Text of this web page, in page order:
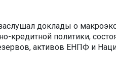
заслушал доклады о
кредитной политики,
активов ЕНПФ и